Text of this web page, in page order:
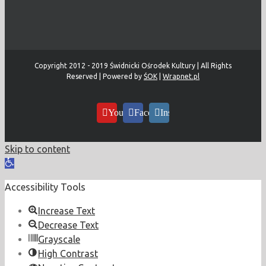
Copyright 2012 - 2019 Świdnicki Ośrodek Kultury | All Rights
Reserved | Powered by ŚOK Wrapnet.pl
YouTubeFacebookInstagram
Skip to content
Open
Accessibility Tools
Increase Text
Decrease Text
Grayscale
High Contrast